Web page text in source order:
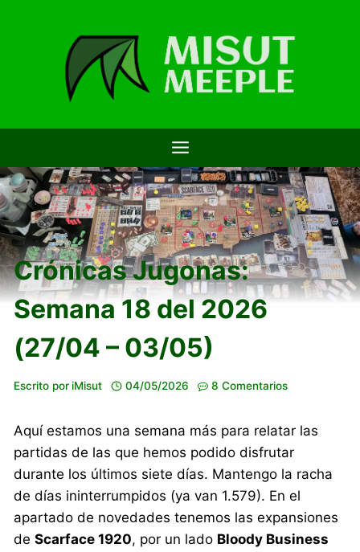
Crónicas Jugonas:
Semana 18 del 2026
(27/04 – 03/05)
Escrito por iMisut 04/05/2026 8 Comentarios
Aquí estamos una semana más para relatar las
partidas de las que hemos podido disfrutar
durante los últimos siete días. Mantengo la racha
de días ininterrumpidos (ya van 1.579). En el
apartado de novedades tenemos las expansiones
deScarface 1920, por un lado Bloody Business